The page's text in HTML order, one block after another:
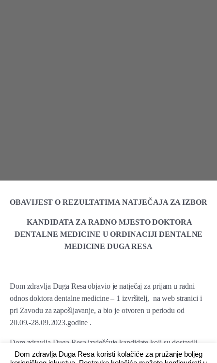
OBAVIJEST O REZULTATIMA NATJEČAJA ZA IZBOR
KANDIDATA ZA RADNO MJESTO DOKTORA
DENTALNE MEDICINE U ORDINACIJI DENTALNE
MEDICINE DUGA RESA
Dom zdravlja Duga Resa objavio je natječaj za prijam u radni
odnos doktora dentalne medicine – 1 izvršitelj, na web stranici i
pri Zavodu za zapošljavanje, a bio je otvoren u periodu od
20.09.-28.09.2023.godine .
Dom zdravlja Duga Resa izvješćuje kandidate koji su dostavili
prijave na navedeni natječaj, da je nakon provedenog natječajnog
Dom zdravlja Duga Resa koristi kolačiće za pružanje boljeg